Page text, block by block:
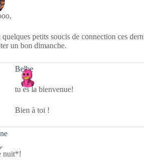
quelques petits soucis de connection ces
un bon dimanche.
Belbe
tu es la bienvenue!
Bien à toi !
nuit*!